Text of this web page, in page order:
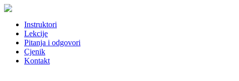
Instruktori
Lekcije
Pitanja i odgovori
Cjenik
Kontakt